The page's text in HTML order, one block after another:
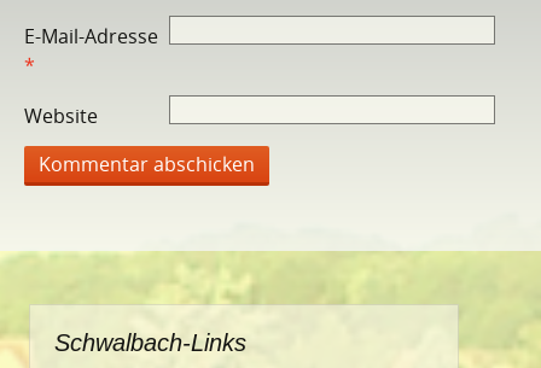
E-Mail-Adresse
*
Website
Schwalbach-Links